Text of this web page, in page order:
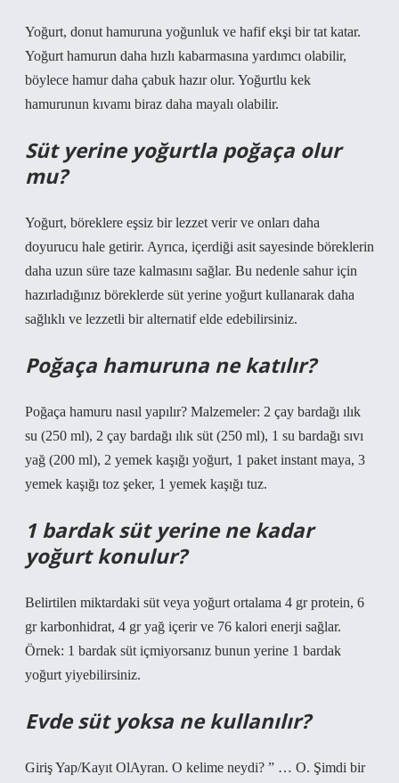
Yoğurt, donut hamuruna yoğunluk ve hafif ekşi bir tat katar.
Yoğurt hamurun daha hızlı kabarmasına yardımcı olabilir,
böylece hamur daha çabuk hazır olur. Yoğurtlu kek
hamurunun kıvamı biraz daha mayalı olabilir.
Süt yerine yoğurtla poğaça olur
mu?
Yoğurt, böreklere eşsiz bir lezzet verir ve onları daha
doyurucu hale getirir. Ayrıca, içerdiği asit sayesinde böreklerin
daha uzun süre taze kalmasını sağlar. Bu nedenle sahur için
hazırladığınız böreklerde süt yerine yoğurt kullanarak daha
sağlıklı ve lezzetli bir alternatif elde edebilirsiniz.
Poğaça hamuruna ne katılır?
Poğaça hamuru nasıl yapılır? Malzemeler: 2 çay bardağı ılık
su (250 ml), 2 çay bardağı ılık süt (250 ml), 1 su bardağı sıvı
yağ (200 ml), 2 yemek kaşığı yoğurt, 1 paket instant maya, 3
yemek kaşığı toz şeker, 1 yemek kaşığı tuz.
1 bardak süt yerine ne kadar
yoğurt konulur?
Belirtilen miktardaki süt veya yoğurt ortalama 4 gr protein, 6
gr karbonhidrat, 4 gr yağ içerir ve 76 kalori enerji sağlar.
Örnek: 1 bardak süt içmiyorsanız bunun yerine 1 bardak
yoğurt yiyebilirsiniz.
Evde süt yoksa ne kullanılır?
Giriş Yap/Kayıt OlAyran. O kelime neydi? ” … O. Şimdi bir